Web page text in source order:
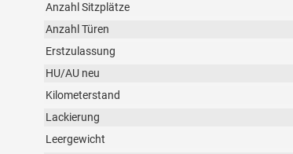
Anzahl Sitzplätze
Anzahl Türen
Erstzulassung
HU/AU neu
Kilometerstand
Lackierung
Leergewicht